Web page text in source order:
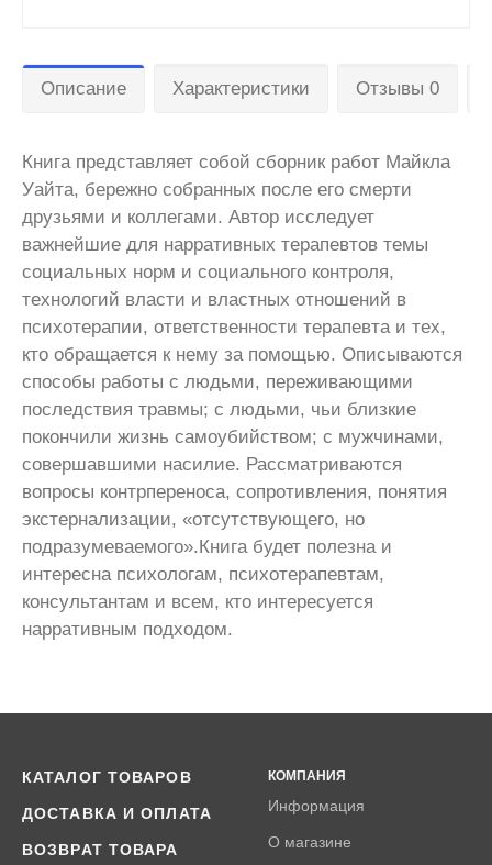
Описание Характеристики Отзывы 0
Книга представляет собой сборник работ Майкла
Уайта, бережно собранных после его смерти
друзьями и коллегами. Автор исследует
важнейшие для нарративных терапевтов темы
социальных норм и социального контроля,
технологий власти и властных отношений в
психотерапии, ответственности терапевта и тех,
кто обращается к нему за помощью. Описываются
способы работы с людьми, переживающими
последствия травмы; с людьми, чьи близкие
покончили жизнь самоубийством; с мужчинами,
совершавшими насилие. Рассматриваются
вопросы контрпереноса, сопротивления, понятия
экстернализации, «отсутствующего, но
подразумеваемого».Книга будет полезна и
интересна психологам, психотерапевтам,
консультантам и всем, кто интересуется
нарративным подходом.
КАТАЛОГ ТОВАРОВ
ДОСТАВКА И ОПЛАТА
ВОЗВРАТ ТОВАРА
КОМПАНИЯ
Информация
О магазине